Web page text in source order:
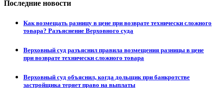
Последние новости
Как возмещать разницу в цене при возврате технически сложного
товара? Разъяснение Верховного суда
Верховный суд разъяснил правила возмещения разницы в цене
при возврате технически сложного товара
Верховный суд объяснил, когда дольщик при банкротстве
застройщика теряет право на выплаты